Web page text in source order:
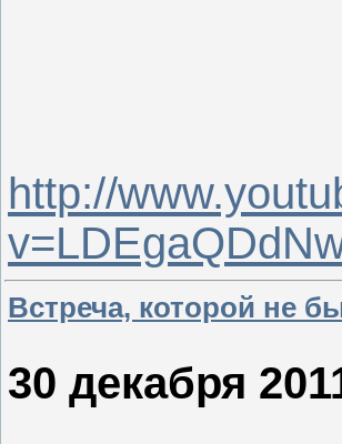
http://
Встреча, которой не
30 декабря